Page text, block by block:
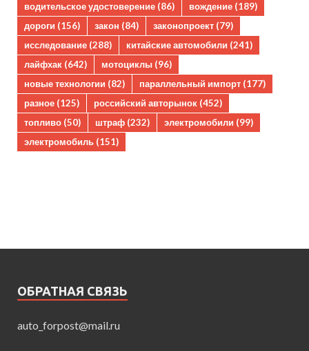
водительское удостоверение (86) вождение (189)
дороги (156) закон (84) законопроект (79)
исследование (288) китайские автомобили (241)
лайфхак (642) мотоциклы (96)
новые технологии (82) параллельный импорт (177)
разное (125) российский авторынок (452)
топливо (50) штраф (232) электромобили (99)
электромобиль (151)
ОБРАТНАЯ СВЯЗЬ
auto_forpost@mail.ru